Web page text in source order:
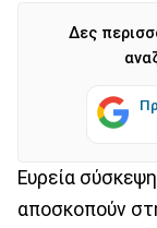
Δες
Ευρεία
αποσκοπούν